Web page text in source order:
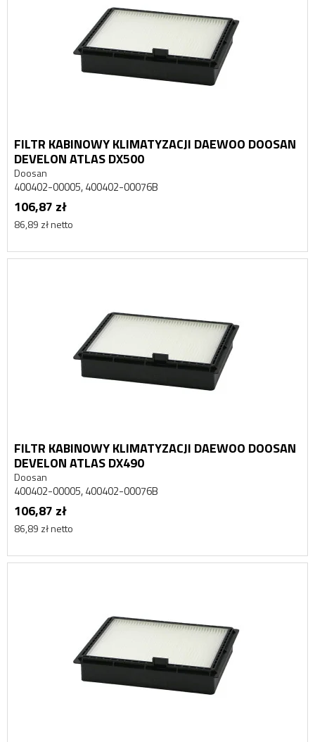
FILTR KABINOWY KLIMATYZACJI DAEWOO DOOSAN
DEVELON ATLAS DX500
Doosan
400402-00005, 400402-00076B
106,87 zł
86,89 zł netto
FILTR KABINOWY KLIMATYZACJI DAEWOO DOOSAN
DEVELON ATLAS DX490
Doosan
400402-00005, 400402-00076B
106,87 zł
86,89 zł netto